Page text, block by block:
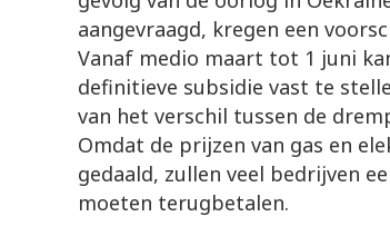
aangevraagd, kregen een
Vanaf medio maart tot 1 juni
definitieve subsidie vast te
van het verschil tussen de
Omdat de prijzen van gas en
gedaald, zullen veel bedrijven
moeten terugbetalen.